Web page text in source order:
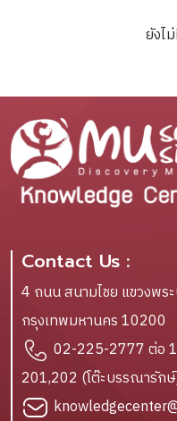
ยังไ
Contact Us :
4 ถนน สนามไชย แขวงพร
กรุงเทพมหานคร 10200
02-225-2777 ต่อ
201,202 (โต๊ะบรรณารัก